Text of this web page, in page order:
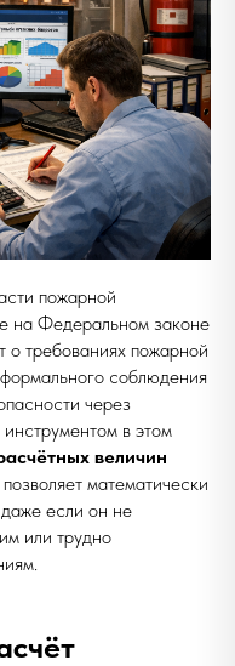
пожарной
на Федеральном законе
требованиях пожарной
соблюдения
через
в этом
величин
математически
если он не
или трудно